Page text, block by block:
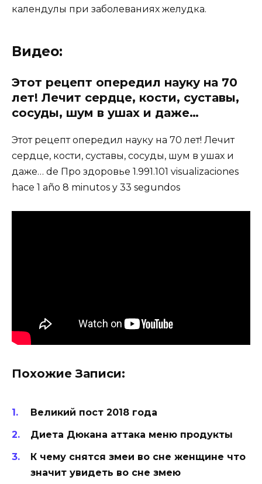
календулы при заболеваниях желудка.
Видео:
Этот рецепт опередил науку на 70
лет! Лечит сердце, кости, суставы,
сосуды, шум в ушах и даже…
Этот рецепт опередил науку на 70 лет! Лечит
сердце, кости, суставы, сосуды, шум в ушах и
даже… de Про здоровье 1.991.101 visualizaciones
hace 1 año 8 minutos y 33 segundos
Похожие Записи:
Великий пост 2018 года
Диета Дюкана аттака меню продукты
К чему снятся змеи во сне женщине что
значит увидеть во сне змею